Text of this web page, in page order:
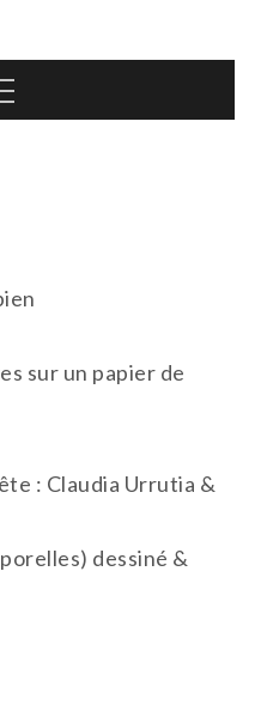
sur un papier de
: Claudia Urrutia &
dessiné &